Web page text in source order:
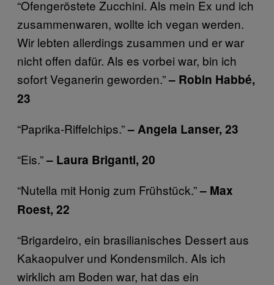
“Ofengeröstete Zucchini. Als mein Ex und ich
zusammenwaren, wollte ich vegan werden.
Wir lebten allerdings zusammen und er war
nicht offen dafür. Als es vorbei war, bin ich
sofort Veganerin geworden.”– Robin Habbé,
23
“Paprika-Riffelchips.”– Angela Lanser, 23
“Eis.”– Laura Briganti, 20
“Nutella mit Honig zum Frühstück.”– Max
Roest, 22
“Brigardeiro, ein brasilianisches Dessert aus
Kakaopulver und Kondensmilch. Als ich
wirklich am Boden war, hat das ein